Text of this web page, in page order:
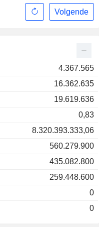
4.367.565
16.362.635
19.619.636
0,83
8.320.393.333,06
560.279.900
435.082.800
259.448.600
0
0
Volgende